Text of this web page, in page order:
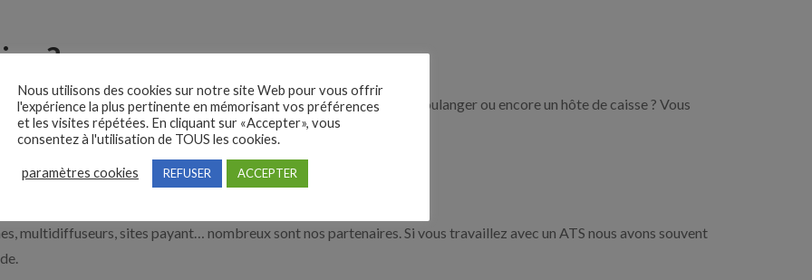
?
la grande distribution par exemple un responsable de rayon, un boulanger ou encore un hôte de caisse ? Vous
aider à recruter en cliquant sur le bouton ci-dessous.
Nos solutions entreprises
multidiffuseurs, sites payant… nombreux sont nos partenaires. Si vous travaillez avec un ATS nous avons souvent
Nous utilisons des cookies sur notre site Web pour vous offrir
l'expérience la plus pertinente en mémorisant vos préférences
et les visites répétées. En cliquant sur «Accepter», vous
consentez à l'utilisation de TOUS les cookies.
paramètres cookies REFUSER ACCEPTER